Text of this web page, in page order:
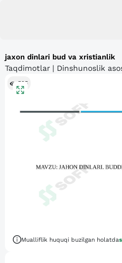
jaxon dinlari bud va xristianlik
Taqdimotlar | Dinshunoslik
525
Mualliflik huquqi buzilgan holatda